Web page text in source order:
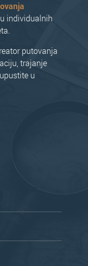
individualnih
putovanja
trajanje
u